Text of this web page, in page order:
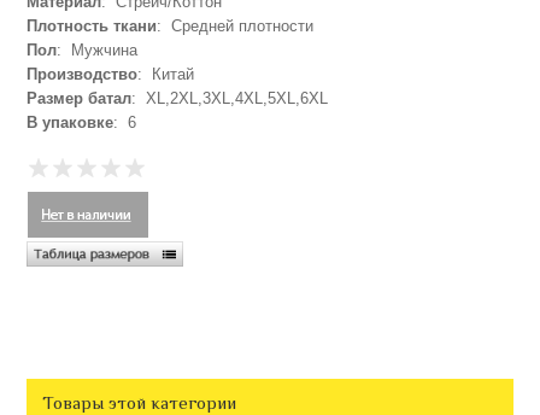
Плотность ткани: Средней плотности
Пол: Мужчина
Производство: Китай
Размер батал: XL,2XL,3XL,4XL,5XL,6XL
В упаковке: 6
Товары этой категории